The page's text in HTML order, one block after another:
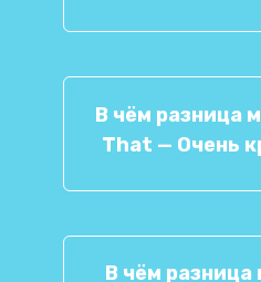
В чём разница
That — Очень
В чём